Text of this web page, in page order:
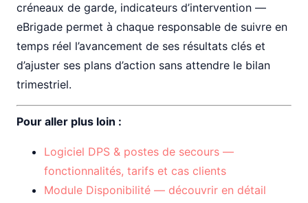
créneaux de garde, indicateurs d’intervention —
eBrigade permet à chaque responsable de suivre en
temps réel l’avancement de ses résultats clés et
d’ajuster ses plans d’action sans attendre le bilan
trimestriel.
Pour aller plus loin :
Logiciel DPS & postes de secours —
fonctionnalités, tarifs et cas clients
Module Disponibilité — découvrir en détail